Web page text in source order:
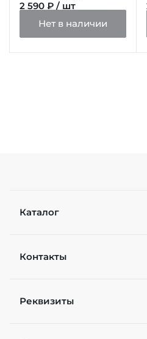
2 590 ₽ / шт
Нет в наличии
Каталог
Контакты
Реквизиты